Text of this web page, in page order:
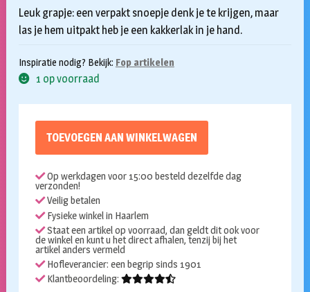
Leuk grapje: een verpakt snoepje denk je te krijgen, maar
las je hem uitpakt heb je een kakkerlak in je hand.
Inspiratie nodig? Bekijk: Fop artikelen
1 op voorraad
TOEVOEGEN AAN WINKELWAGEN
Op werkdagen voor 15:00 besteld dezelfde dag
verzonden!
Veilig betalen
Fysieke winkel in Haarlem
Staat een artikel op voorraad, dan geldt dit ook voor
de winkel en kunt u het direct afhalen, tenzij bij het
artikel anders vermeld
Hofleverancier: een begrip sinds 1901
Klantbeoordeling: